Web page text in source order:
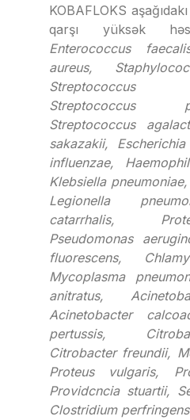
KOBAFLOKS
qarşı yüksək
Enterococcus
aureus,
Streptococcus
Streptococcus
Streptococcus
sakazakii,
influеnzае,
Klebsiella
Legionella
catarrhalis,
Pseudomonas
fluorescens,
Mycoplasma
anitratus,
Acinetobacter
pertussis,
Citrobacter freundii,
Proteus vulgaris,
Providcncia stuartii,
Clostridium